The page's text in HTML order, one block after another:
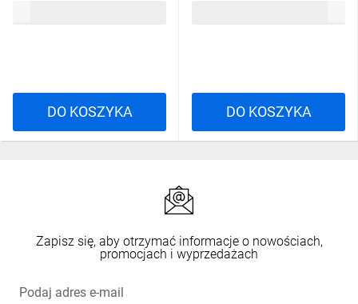
DO KOSZYKA DO KOSZYKA
Zapisz się, aby otrzymać informacje o nowościach,
promocjach i wyprzedażach
Podaj adres e-mail